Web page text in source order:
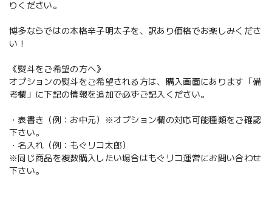
りください。
博多ならではの本格辛子明太子を、訳あり価格でお楽しみくださ
い！
《熨斗をご希望の方へ》
オプションの熨斗をご希望される方は、購入画面にあります「備
考欄」に下記の情報を追加で必ずご記入ください。
・表書き（例：お中元）※オプション欄の対応可能種類をご確認
下さい。
・名入れ（例：もぐリコ太郎）
※同じ商品を複数購入したい場合はもぐリコ運営にお問い合わせ
下さい。